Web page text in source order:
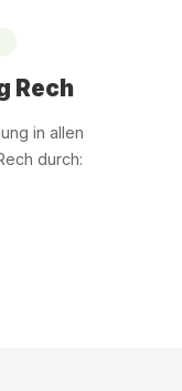
Rech
in allen
durch: